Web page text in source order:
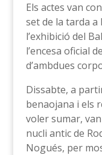
Els actes van
set de la tarda a
l’exhibició del
l’encesa oficial
d’ambdues
Dissabte, a
benaojana i els
voler sumar,
nucli antic de
Nogués, per